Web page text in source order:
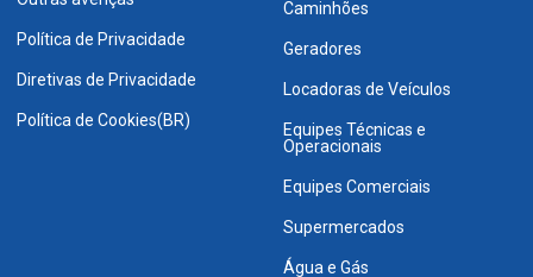
Política de Privacidade
Diretivas de Privacidade
Política de Cookies(BR)
Caminhões
Geradores
Locadoras de Veículos
Equipes Técnicas e
Operacionais
Equipes Comerciais
Supermercados
Água e Gás